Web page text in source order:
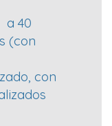
a 40
(con
con